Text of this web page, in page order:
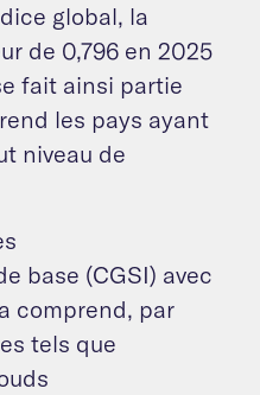
global, la
de 0,796 en 2025
fait ainsi partie
les pays ayant
niveau de
base (CGSI) avec
comprend, par
tels que